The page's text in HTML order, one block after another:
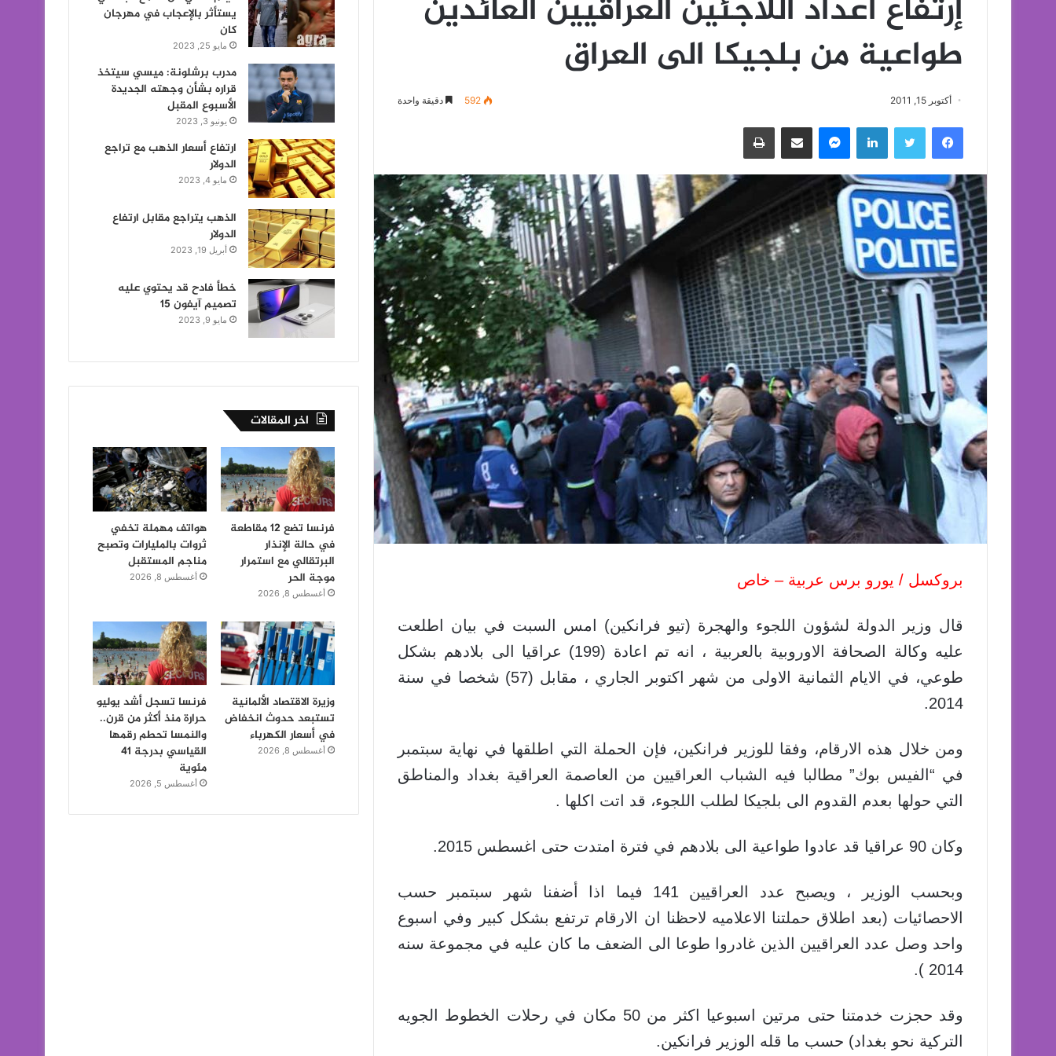
إرتفاع أعداد اللاجئين العراقيين العائدين
طواعية من بلجيكا الى العراق
أكتوبر 15, 2011 592 دقيقة واحدة
فيسبوك تويتر لينكدإن ماسنجر مشاركة عبر البريد طباعة
بروكسل / يورو برس عربية – خاص
قال وزير الدولة لشؤون اللجوء والهجرة (تيو فرانكين) امس السبت في بيان اطلعت
عليه وكالة الصحافة الاوروبية بالعربية ، انه تم اعادة (199) عراقيا الى بلادهم بشكل
طوعي، في الايام الثمانية الاولى من شهر اكتوبر الجاري ، مقابل (57) شخصا في سنة
2014.
ومن خلال هذه الارقام، وفقا للوزير فرانكين، فإن الحملة التي اطلقها في نهاية سبتمبر
في “الفيس بوك” مطالبا فيه الشباب العراقيين من العاصمة العراقية بغداد والمناطق
التي حولها بعدم القدوم الى بلجيكا لطلب اللجوء، قد اتت اكلها .
وكان 90 عراقيا قد عادوا طواعية الى بلادهم في فترة امتدت حتى اغسطس 2015.
وبحسب الوزير ، ويصبح عدد العراقيين 141 فيما اذا أضفنا شهر سبتمبر حسب
الاحصائيات (بعد اطلاق حملتنا الاعلاميه لاحظنا ان الارقام ترتفع بشكل كبير وفي اسبوع
واحد وصل عدد العراقيين الذين غادروا طوعا الى الضعف ما كان عليه في مجموعة سنه
2014 ).
وقد حجزت خدمتنا حتى مرتين اسبوعيا اكثر من 50 مكان في رحلات الخطوط الجويه
التركية نحو بغداد) حسب ما قله الوزير فرانكين.
يستأثر بالإعجاب في مهرجان
كان
مايو 25, 2023
مدرب برشلونة: ميسي سيتخذ
قراره بشأن وجهته الجديدة
الأسبوع المقبل
يونيو 3, 2023
ارتفاع أسعار الذهب مع تراجع
الدولار
مايو 4, 2023
الذهب يتراجع مقابل ارتفاع
الدولار
أبريل 19, 2023
خطأ فادح قد يحتوي عليه
تصميم آيفون 15
مايو 9, 2023
اخر المقالات
فرنسا تضع 12 مقاطعة
في حالة الإنذار
البرتقالي مع استمرار
موجة الحر
أغسطس 8, 2026
هواتف مهملة تخفي
ثروات بالمليارات وتصبح
مناجم المستقبل
أغسطس 8, 2026
وزيرة الاقتصاد الألمانية
تستبعد حدوث انخفاض
في أسعار الكهرباء
أغسطس 8, 2026
فرنسا تسجل أشد يوليو
حرارة منذ أكثر من قرن..
والنمسا تحطم رقمها
القياسي بدرجة 41
مئوية
أغسطس 5, 2026